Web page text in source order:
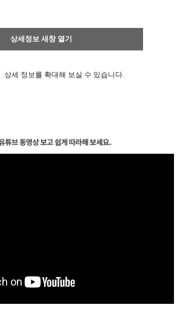
상세정보 새창 열기
상세 정보를 확대해 보실 수 있습니다.